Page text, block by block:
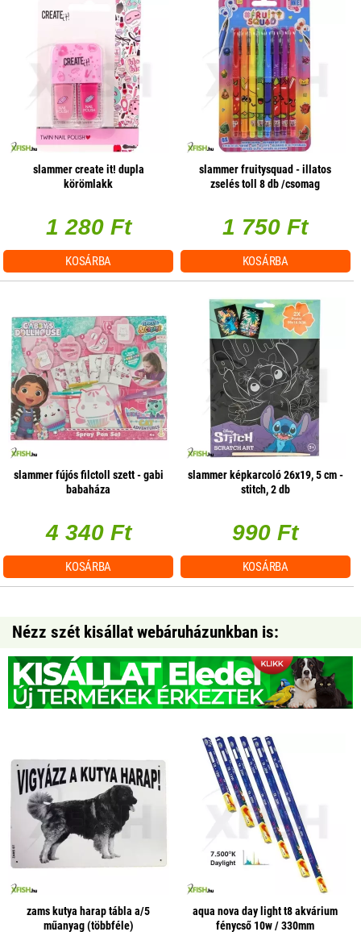
slammer create it! dupla
körömlakk
1 280 Ft
KOSÁRBA
slammer fruitysquad - illatos
zselés toll 8 db /csomag
1 750 Ft
KOSÁRBA
slammer fújós filctoll szett - gabi
babaháza
4 340 Ft
KOSÁRBA
slammer képkarcoló 26x19, 5 cm -
stitch, 2 db
990 Ft
KOSÁRBA
Nézz szét kisállat webáruházunkban is:
zams kutya harap tábla a/5
műanyag (többféle)
aqua nova day light t8 akvárium
fénycső 10w / 330mm